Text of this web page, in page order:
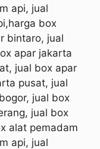
api, jual
box
bintaro, jual
apar jakarta
jual box apar
pusat, jual
jual box
jual box
alat pemadam
api, jual